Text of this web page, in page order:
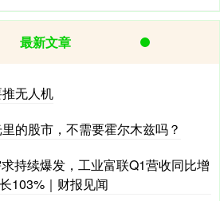
最新文章
无人机
的股市，不需要霍尔木兹吗？
持续爆发，工业富联Q1营收同比增
103%｜财报见闻